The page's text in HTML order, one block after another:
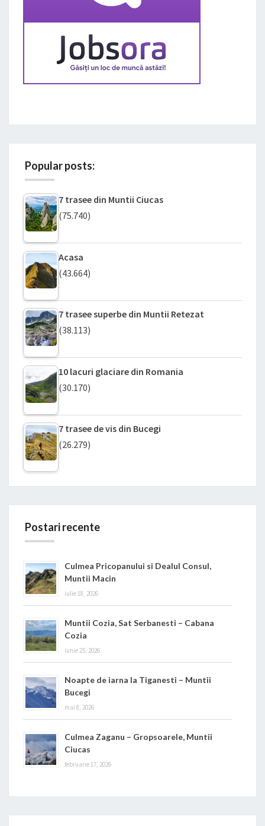
Popular posts:
7 trasee din Muntii Ciucas
(75.740)
Acasa
(43.664)
7 trasee superbe din Muntii Retezat
(38.113)
10 lacuri glaciare din Romania
(30.170)
7 trasee de vis din Bucegi
(26.279)
Postari recente
Culmea Pricopanului si Dealul Consul,
Muntii Macin
iulie 18, 2026
Muntii Cozia, Sat Serbanesti – Cabana
Cozia
iunie 25, 2026
Noapte de iarna la Tiganesti – Muntii
Bucegi
mai 8, 2026
Culmea Zaganu – Gropsoarele, Muntii
Ciucas
februarie 17, 2026